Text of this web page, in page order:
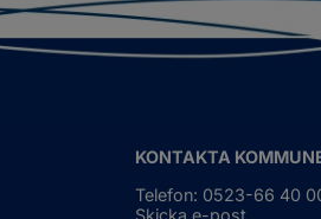
KONTAKTA
Telefon: 0523-66 40
Skicka e-post